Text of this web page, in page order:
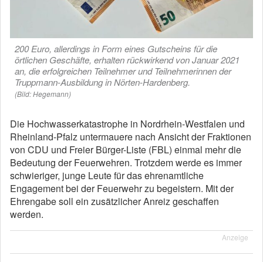
200 Euro, allerdings in Form eines Gutscheins für die
örtlichen Geschäfte, erhalten rückwirkend von Januar 2021
an, die erfolgreichen Teilnehmer und Teilnehmerinnen der
Truppmann-Ausbildung in Nörten-Hardenberg.
(Bild: Hegemann)
Die Hochwasserkatastrophe in Nordrhein-Westfalen und
Rheinland-Pfalz untermauere nach Ansicht der Fraktionen
von CDU und Freier Bürger-Liste (FBL) einmal mehr die
Bedeutung der Feuerwehren. Trotzdem werde es immer
schwieriger, junge Leute für das ehrenamtliche
Engagement bei der Feuerwehr zu begeistern. Mit der
Ehrengabe soll ein zusätzlicher Anreiz geschaffen
werden.
Anzeige